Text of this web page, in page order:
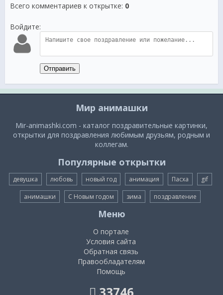
Всего комментариев к открытке: 0
Войдите:
Отправить
Мир анимашки
Mir-animashki.com - каталог поздравительные картинки,
открытки для поздравления любимым друзьям, родным и
коллегам.
Популярные открытки
девушка любовь новый год анимация Пасха gif
анимашки С Новым годом зима поздравление
Меню
О портале
Условия сайта
Обратная связь
Правообладателям
Помощь
33746